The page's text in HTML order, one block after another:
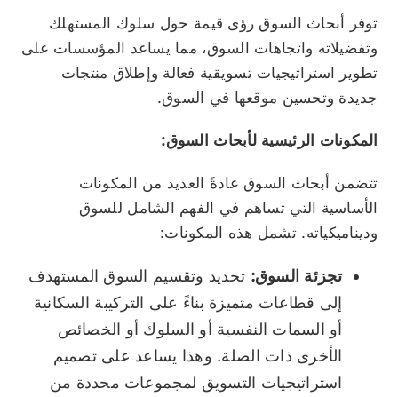
توفر أبحاث السوق رؤى قيمة حول سلوك المستهلك
وتفضيلاته واتجاهات السوق، مما يساعد المؤسسات على
تطوير استراتيجيات تسويقية فعالة وإطلاق منتجات
جديدة وتحسين موقعها في السوق.
المكونات الرئيسية لأبحاث السوق:
تتضمن أبحاث السوق عادةً العديد من المكونات
الأساسية التي تساهم في الفهم الشامل للسوق
وديناميكياته. تشمل هذه المكونات:
تجزئة السوق: تحديد وتقسيم السوق المستهدف
إلى قطاعات متميزة بناءً على التركيبة السكانية
أو السمات النفسية أو السلوك أو الخصائص
الأخرى ذات الصلة. وهذا يساعد على تصميم
استراتيجيات التسويق لمجموعات محددة من